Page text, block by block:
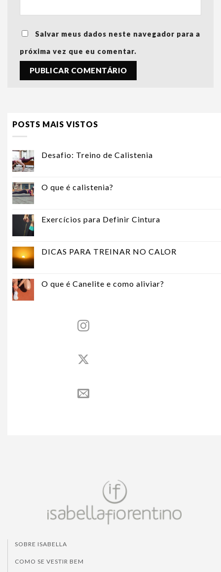
Salvar meus dados neste navegador para a
próxima vez que eu comentar.
POSTS MAIS VISTOS
Desafio: Treino de Calistenia
O que é calistenia?
Exercícios para Definir Cintura
DICAS PARA TREINAR NO CALOR
O que é Canelite e como aliviar?
SOBRE ISABELLA
COMO SE VESTIR BEM